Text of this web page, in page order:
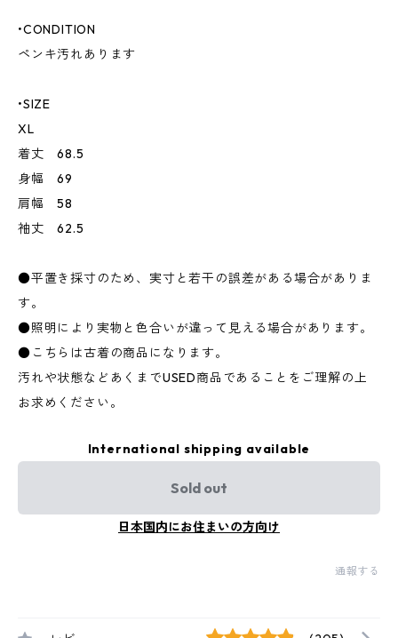
•CONDITION
ペンキ汚れあります
•SIZE
XL
着丈 68.5
身幅 69
肩幅 58
袖丈 62.5
●平置き採寸のため、実寸と若干の誤差がある場合がありま
す。
●照明により実物と色合いが違って見える場合があります。
●こちらは古着の商品になります。
汚れや状態などあくまでUSED商品であることをご理解の上
お求めください。
International shipping available
Sold out
日本国内にお住まいの方向け
通報する